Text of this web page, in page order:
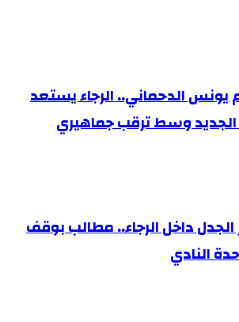
الدحماني.. الرجاء يستعد
الجديد وسط ترقب جماهيري
الجدل داخل الرجاء.. مطالب بوقف
النادي